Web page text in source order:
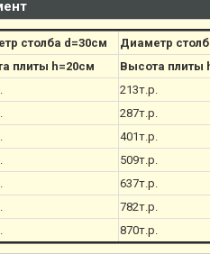
столба d=30см
Диаметр
плиты h=20см
Высота плиты
213т.р.
287т.р.
401т.р.
509т.р.
637т.р.
782т.р.
870т.р.